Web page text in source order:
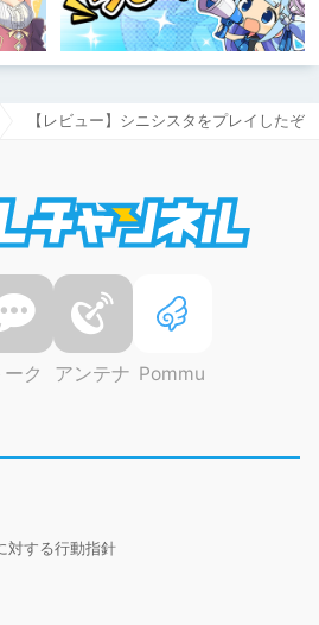
【レビュー】シニシスタをプレイしたぞ
ーク アンテナ Pommu
対する行動指針